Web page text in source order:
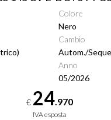
Colore
Nero
Cambio
Autom./
Anno
05/2026
€ 24.970
IVA esposta